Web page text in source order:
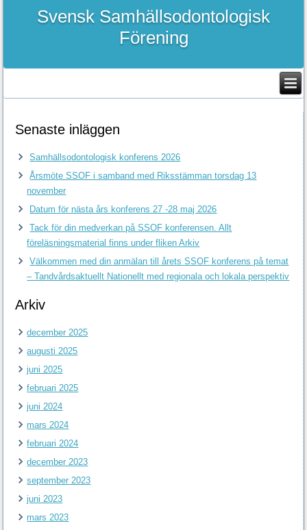
Svensk Samhällsodontologisk
Förening
Senaste inläggen
Samhällsodontologisk konferens 2026
Årsmöte SSOF i samband med Riksstämman torsdag 13
november
Datum för nästa års konferens 27 -28 maj 2026
Tack för din medverkan på SSOF konferensen. Allt
föreläsningsmaterial finns under fliken Arkiv
Välkommen med din anmälan till årets SSOF konferens på temat
– Tandvårdsaktuellt Nationellt med regionala och lokala perspektiv
Arkiv
december 2025
augusti 2025
juni 2025
februari 2025
juni 2024
mars 2024
februari 2024
december 2023
september 2023
juni 2023
mars 2023